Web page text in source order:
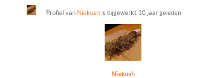
Profiel van Niekush is bijgewerkt 10 jaar geleden
Niekush